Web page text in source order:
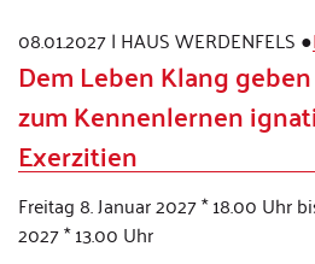
08.01.2027| HAUS WERDENFELS ●
Dem Leben Klang
zum Kennenlernen
Exerzitien
Freitag 8. Januar 2027 * 18.00 Uhr
2027 * 13.00 Uhr